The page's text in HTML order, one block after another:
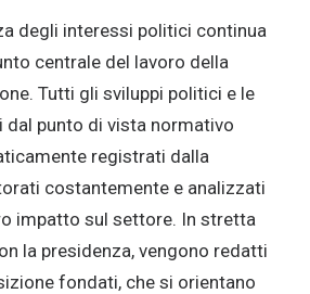
degli interessi politici continua
centrale del lavoro della
Tutti gli sviluppi politici e le
dal punto di vista normativo
registrati dalla
costantemente e analizzati
impatto sul settore. In stretta
la presidenza, vengono redatti
fondati, che si orientano